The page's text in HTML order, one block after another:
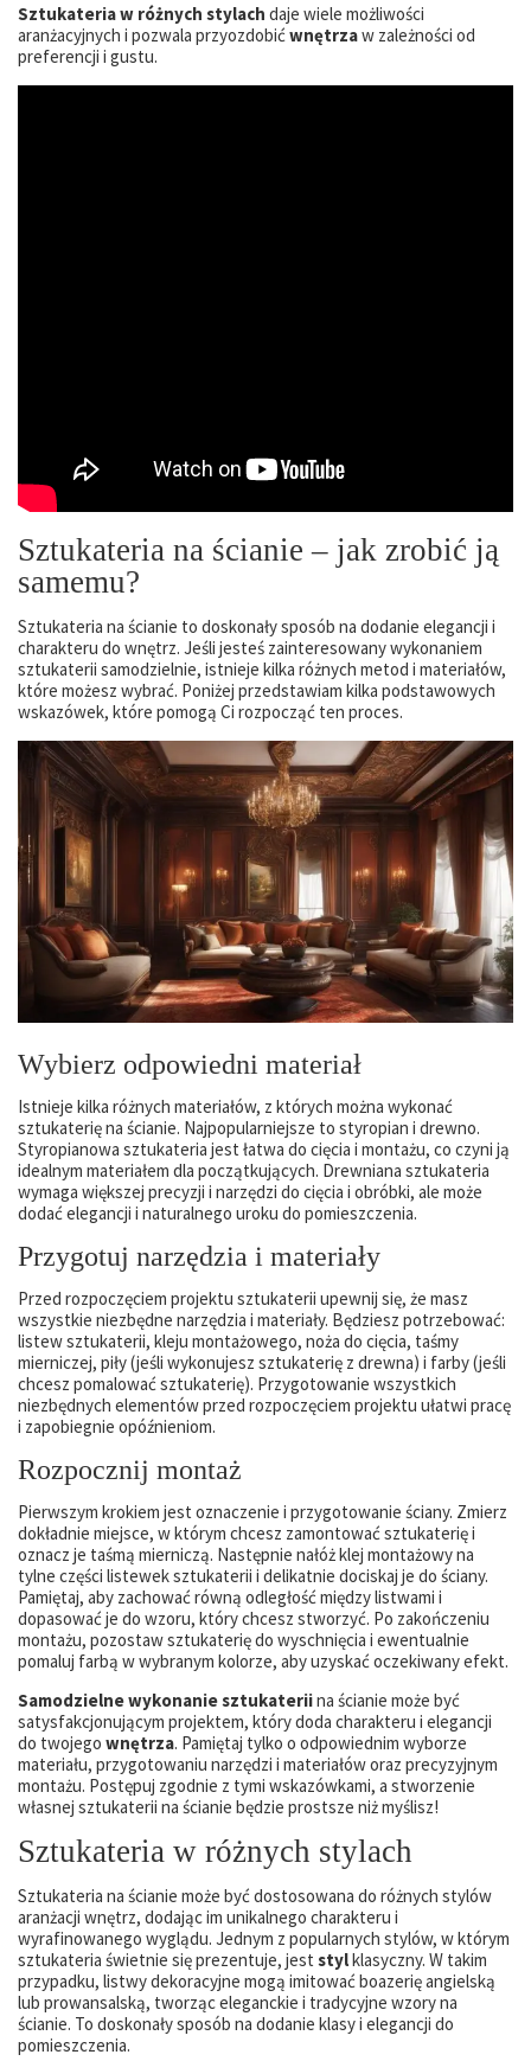
Sztukateria w różnych stylach daje wiele możliwości
aranżacyjnych i pozwala przyozdobić wnętrzaw zależności od
preferencji i gustu.
Sztukateria na ścianie – jak zrobić ją
samemu?
Sztukateria na ścianie to doskonały sposób na dodanie elegancji i
charakteru do wnętrz. Jeśli jesteś zainteresowany wykonaniem
sztukaterii samodzielnie, istnieje kilka różnych metod i materiałów,
które możesz wybrać. Poniżej przedstawiam kilka podstawowych
wskazówek, które pomogą Ci rozpocząć ten proces.
Wybierz odpowiedni materiał
Istnieje kilka różnych materiałów, z których można wykonać
sztukaterię na ścianie. Najpopularniejsze to styropian i drewno.
Styropianowa sztukateria jest łatwa do cięcia i montażu, co czyni ją
idealnym materiałem dla początkujących. Drewniana sztukateria
wymaga większej precyzji i narzędzi do cięcia i obróbki, ale może
dodać elegancji i naturalnego uroku do pomieszczenia.
Przygotuj narzędzia i materiały
Przed rozpoczęciem projektu sztukaterii upewnij się, że masz
wszystkie niezbędne narzędzia i materiały. Będziesz potrzebować:
listew sztukaterii, kleju montażowego, noża do cięcia, taśmy
mierniczej, piły (jeśli wykonujesz sztukaterię z drewna) i farby (jeśli
chcesz pomalować sztukaterię). Przygotowanie wszystkich
niezbędnych elementów przed rozpoczęciem projektu ułatwi pracę
i zapobiegnie opóźnieniom.
Rozpocznij montaż
Pierwszym krokiem jest oznaczenie i przygotowanie ściany. Zmierz
dokładnie miejsce, w którym chcesz zamontować sztukaterię i
oznacz je taśmą mierniczą. Następnie nałóż klej montażowy na
tylne części listewek sztukaterii i delikatnie dociskaj je do ściany.
Pamiętaj, aby zachować równą odległość między listwami i
dopasować je do wzoru, który chcesz stworzyć. Po zakończeniu
montażu, pozostaw sztukaterię do wyschnięcia i ewentualnie
pomaluj farbą w wybranym kolorze, aby uzyskać oczekiwany efekt.
Samodzielne wykonanie sztukateriina ścianie może być
satysfakcjonującym projektem, który doda charakteru i elegancji
do twojego wnętrza. Pamiętaj tylko o odpowiednim wyborze
materiału, przygotowaniu narzędzi i materiałów oraz precyzyjnym
montażu. Postępuj zgodnie z tymi wskazówkami, a stworzenie
własnej sztukaterii na ścianie będzie prostsze niż myślisz!
Sztukateria w różnych stylach
Sztukateria na ścianie może być dostosowana do różnych stylów
aranżacji wnętrz, dodając im unikalnego charakteru i
wyrafinowanego wyglądu. Jednym z popularnych stylów, w którym
sztukateria świetnie się prezentuje, jest stylklasyczny. W takim
przypadku, listwy dekoracyjne mogą imitować boazerię angielską
lub prowansalską, tworząc eleganckie i tradycyjne wzory na
ścianie. To doskonały sposób na dodanie klasy i elegancji do
pomieszczenia.